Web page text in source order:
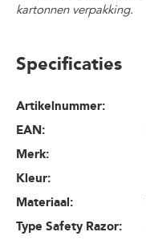
kartonnen verpakking.
Specificaties
Artikelnummer:
EAN:
Merk:
Kleur:
Materiaal:
Type Safety Razor: